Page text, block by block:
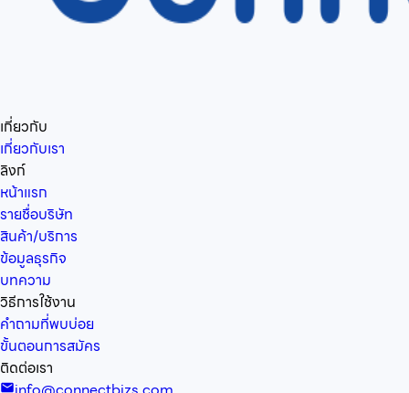
เกี่ยวกับ
เกี่ยวกับเรา
ลิงก์
หน้าแรก
รายชื่อบริษัท
สินค้า/บริการ
ข้อมูลธุรกิจ
บทความ
วิธีการใช้งาน
คำถามที่พบบ่อย
ขั้นตอนการสมัคร
ติดต่อเรา